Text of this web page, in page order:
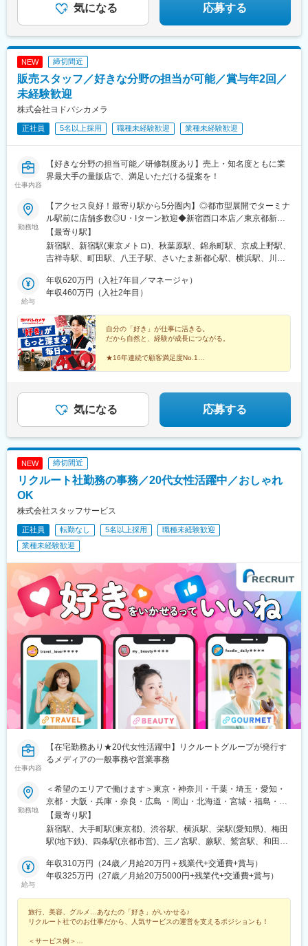
横浜駅、元町・中華街駅、伊勢佐木長者町駅、神奈川駅、新横浜
遊園駅、新百合ケ丘駅、橋本駅(神奈川県)、相模原駅、相模大野
駅、汐入駅、横須賀中央駅、平塚駅、鎌倉駅、大船駅、藤沢駅、
辻堂駅、石上駅、小田原駅、鴨宮駅、茅ケ崎駅、逗子・葉山駅、
三崎口駅、秦野駅、倉見駅、中央林間駅、伊勢原駅、海老名駅(相
模線)、相武台前駅、大雄山駅、高座渋谷駅、相模金子駅、湯河原
浜駅、湘南台駅、社家駅、大和駅(神奈川県)、厚木駅、座間駅、か
口駅、新井宿駅、蕨駅、所沢駅、越谷レイクタウン駅、草加駅、
春日部駅、一ノ割駅、上尾駅、熊谷駅、新座駅、狭山市駅、入間
八潮駅、鴻巣駅、深谷駅、本庄早稲田駅、高坂駅、行田市駅、加
須駅、南羽生駅、桶川駅、坂戸駅(埼玉県)、若葉駅、高麗川駅、飯
能駅、吉川美南駅、西武秩父駅、神保原駅、鶴瀬駅、羽貫駅、和
戸駅、東武動物公園駅、西大宮駅、東宮原駅、武蔵浦和駅、南大
塚駅、東川口駅、獨協大学前駅、上熊谷駅、三郷中央駅、戸田駅
ポーツセンター駅、鎌取駅、京成幕張駅、南船橋駅、海神駅、柏
駅、松戸駅、新鎌ケ谷駅、牛込神楽坂駅、三越前駅、溜池山王
駅、西新宿駅、西早稲田駅、春日駅(東京都)、上野広小路駅、とう
きょうスカイツリー駅、国際展示場駅、亀戸水神駅、五反田駅、
九品仏駅、蓮沼駅、二子新地駅、西太子堂駅、千歳船橋駅、神泉
駅、代官山駅、要町駅、東池袋駅、牛田駅(東京都)、府中駅(東京
都)、京王多摩川駅、立川駅、京王八王子駅、高島町駅、平沼橋
ケ崎駅、逗子駅、海老名駅(相鉄・小田急)、鶴見駅、入谷駅(神奈
川県)、北与野駅、川越市駅、東飯能駅、御花畑駅、加茂宮駅、中
浦和駅、栄町駅(千葉県)、幕張駅、東海神駅、初富駅、茅場町駅、
赤坂見附駅、麻布十番駅、内幸町駅、東新宿駅、新宿西口駅、下
落合駅、御徒町駅、曳舟駅、東京国際クルーズターミナル駅、東
京ビッグサイト駅、不動前駅、表参道駅、代々木公園駅、東池袋
四丁目駅、京成関屋駅、府中本町駅、立川南駅、日本大通り駅、
関内駅、八丁畷駅、武蔵溝ノ口駅、柳小路駅、宮原駅、千葉中央
＃独立＆フリーランス化も支援
気になる 応募する
NEW 締切間近
販売スタッフ／好きな分野の担当が可能／賞与年2回／
未経験歓迎
株式会社ヨドバシカメラ
正社員 5名以上採用 職種未経験歓迎 業種未経験歓迎
仕事内容
【好きな分野の担当可能／研修制度あり】売上・知名度ともに業
界最大手の量販店で、満足いただける提案を！
勤務地
【アクセス良好！最寄り駅から5分圏内】◎都市型展開でターミナ
ル駅前に店舗多数◎U・Iターン歓迎◆新宿西口本店／東京都新宿
区◆新宿東口本店／東京都新宿区 ◆秋葉原店／東京都千代田区◆
錦糸町店／東京都墨田区◆上野店／東京都台東区◆町田店／東京
都町田市◆八王子店／東京都八王子市◆吉祥寺店／東京都武蔵野
県横浜市◆川崎ルフロン店／神奈川県川崎市◆京急上大岡店／神
奈川県横浜市◆マルチメディア千葉 ／千葉県千葉市◆甲府駅前店
宇都宮市◆郡山店／福島県郡山市◆仙台店／宮城県仙台市◆札幌
店／北海道札幌市◆梅田店／大阪府大阪市◆京都店／京都府京都
市◆博多店／福岡県福岡市＼新規オープン予定／愛知県名古屋市
の「名鉄ビル」へ、2026年夏頃オープン予定です！※U・Iターン
歓迎※人事異動あり※詳細は面接時にお伝えします※受動喫煙対
【最寄り駅】
新宿駅、新宿駅(東京メトロ)、秋葉原駅、錦糸町駅、京成上野駅、
吉祥寺駅、町田駅、八王子駅、さいたま新都心駅、横浜駅、川崎
(福島県)、仙台駅、札幌駅、京都駅、博多駅、名古屋駅、新宿西口
駅、岩本町駅、上野駅、京王八王子駅、北与野駅、神奈川駅、京
ろ駅、近鉄名古屋駅、末広町駅(東京都)、上野御徒町駅、千葉駅、
東宿郷駅、仙台駅(地下鉄)、北１２条駅、名鉄名古屋駅
給与
年収620万円（入社7年目／マネージャ）
年収460万円（入社2年目）
自分の「好き」が仕事に活きる。
だから自然と、経験が成長につながる。
★16年連続で顧客満足度No.1
気になる 応募する
NEW 締切間近
リクルート社勤務の事務／20代女性活躍中／おしゃれ
OK
株式会社スタッフサービス
正社員 転勤なし 5名以上採用
職種未経験歓迎
業種未経験歓迎
仕事内容
【在宅勤務あり★20代女性活躍中】リクルートグループが発行す
るメディアの一般事務や営業事務
勤務地
＜希望のエリアで働けます＞東京・神奈川・千葉・埼玉・愛知・
京都・大阪・兵庫・奈良・広島 ・岡山・北海道・宮城・福島・新
潟・茨城・栃木・群馬・石川・富山・長野・静岡・岐阜・三重・
滋賀・香川・愛媛・山口・福岡・熊本・長崎・鹿児島◆転居を伴
う転勤なし◆配属先は通える範囲で希望を考慮して決定◆駅チカ
リモートワーク導入企業も◆20代の女性を中心に活躍中＜配属先
例＞カネボウ化粧品、KDDI、一休、リクルートグループ、
ループ、パナソニックグループ関西：三菱重工業、ローム、住友
ゴム工業、広島：広島ホームテレビ、マツダロジスティクスな
ど、配属先は大手有名企業やグループ会社が中心。4295名以上が
就業先企業の直接雇用へ！（2026年3月末実績）入社後平均2年で
【最寄り駅】
新宿駅、大手町駅(東京都)、渋谷駅、横浜駅、栄駅(愛知県)、梅田
駅(地下鉄)、四条駅(京都市営)、三ノ宮駅、蕨駅、鷲宮駅、和田岬
流山おおたかの森駅、淀屋橋駅、与野駅、有楽町駅、薬院大通
駅、薬院駅、門沢橋駅、門前仲町駅、門司港駅、明石駅、名鉄名
駅、旭川駅、大谷地駅、新さっぽろ駅、豊田市駅、豊洲駅、豊橋
駅、宝町駅(東京都)、平和通駅、平塚駅、平間駅、兵庫駅、福岡空
港駅(鉄道)、伏見駅(愛知県)、武蔵中原駅、武蔵新城駅、武蔵小杉
給与
年収310万円（24歳／月給20万円＋残業代+交通費+賞与）
年収325万円（27歳／月給20万5000円+残業代+交通費+賞与）
旅行、美容、グルメ…あなたの「好き」がいかせる♪
リクルート社でのお仕事だから、人気サービスの運営を支えるポジションも！
＜サービス例＞